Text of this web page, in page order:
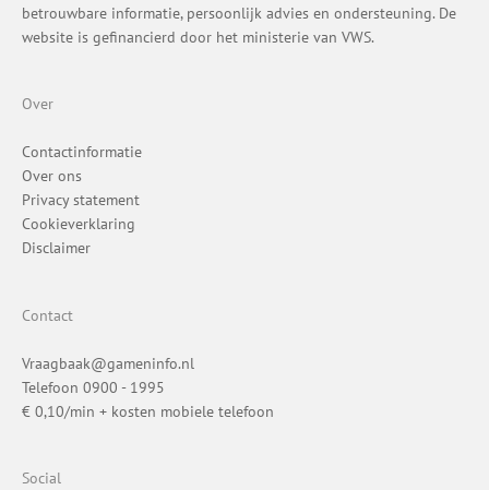
betrouwbare informatie, persoonlijk advies en ondersteuning. De
website is gefinancierd door het ministerie van VWS.
Over
Contactinformatie
Over ons
Privacy statement
Cookieverklaring
Disclaimer
Contact
Vraagbaak@gameninfo.nl
Telefoon 0900 - 1995
€ 0,10/min + kosten mobiele telefoon
Social